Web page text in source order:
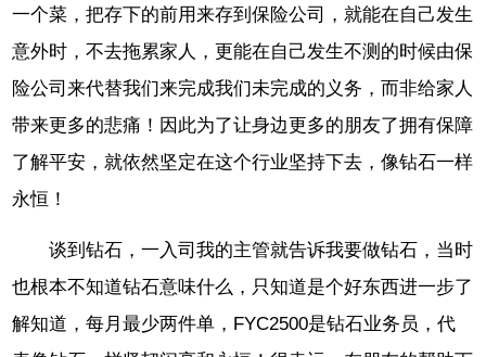
一个菜，把存下的前用来存到保险公司，就能在自己发生
意外时，不去拖累家人，更能在自己发生不测的时候由保
险公司来代替我们来完成我们未完成的义务，而非给家人
带来更多的悲痛！因此为了让身边更多的朋友了拥有保障
了解平安，就依然坚定在这个行业坚持下去，像钻石一样
永恒！
谈到钻石，一入司我的主管就告诉我要做钻石，当时
也根本不知道钻石意味什么，只知道是个好东西进一步了
解知道，每月最少两件单，FYC2500是钻石业务员，代